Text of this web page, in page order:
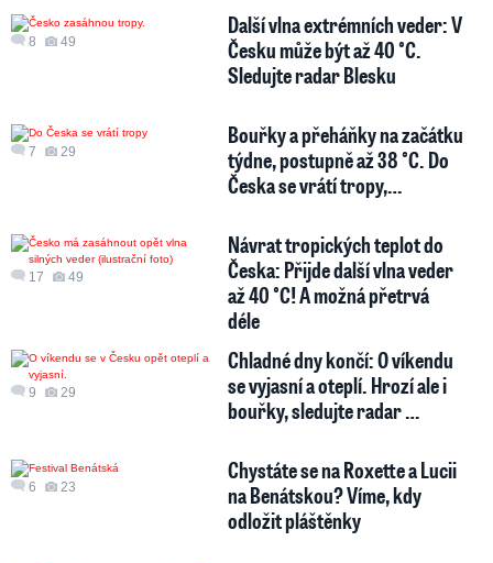
8 49
Další vlna extrémních veder: V
Česku může být až 40 °C.
Sledujte radar Blesku
7 29
Bouřky a přeháňky na začátku
týdne, postupně až 38 °C. Do
Česka se vrátí tropy,…
17 49
Návrat tropických teplot do
Česka: Přijde další vlna veder
až 40 °C! A možná přetrvá
déle
9 29
Chladné dny končí: O víkendu
se vyjasní a oteplí. Hrozí ale i
bouřky, sledujte radar …
6 23
Chystáte se na Roxette a Lucii
na Benátskou? Víme, kdy
odložit pláštěnky